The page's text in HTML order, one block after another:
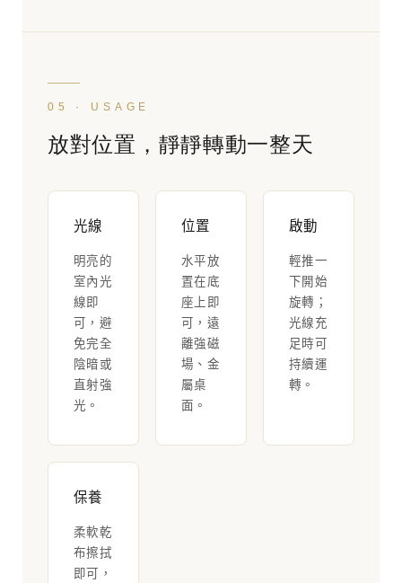
05 · USAGE
放對位置，靜靜轉動一整天
光線
明亮的
室內光
線即
可，避
免完全
陰暗或
直射強
光。
位置
水平放
置在底
座上即
可，遠
離強磁
場、金
屬桌
面。
啟動
輕推一
下開始
旋轉；
光線充
足時可
持續運
轉。
保養
柔軟乾
布擦拭
即可，